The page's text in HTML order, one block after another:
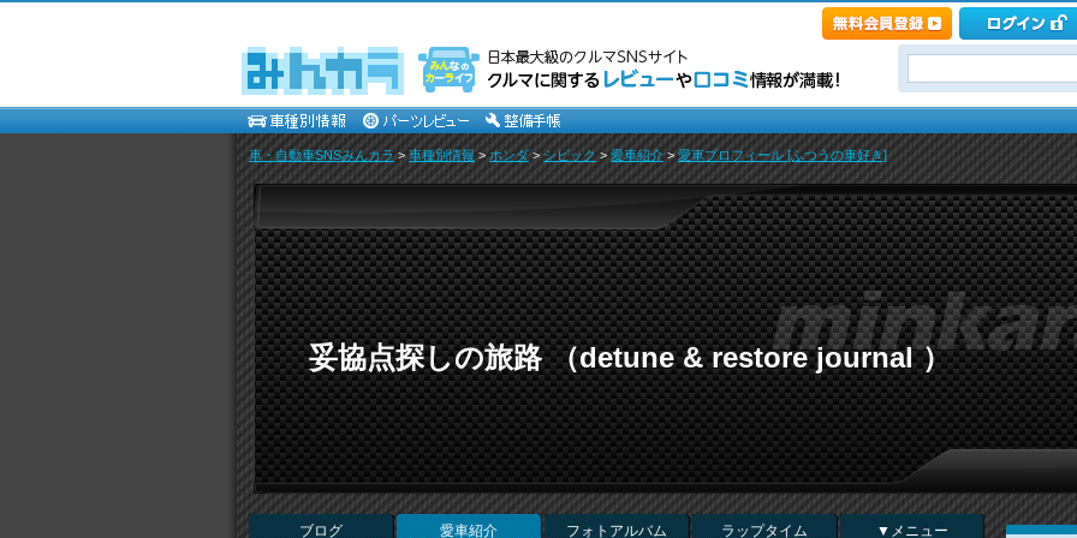
車・自動車SNSみんカラ > 車種別情報> ホンダ>シビック> 愛車紹介>愛車プロフィール [ふつうの車好き]
妥協点探しの旅路 （detune & restore journal ）
ブログ 愛車紹介 フォトアルバム ラップタイム ▼メニュー